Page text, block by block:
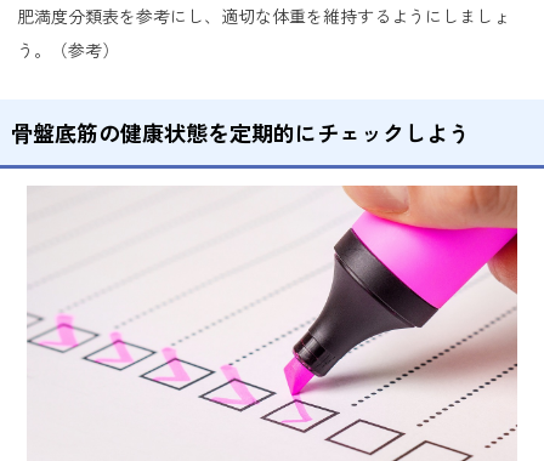
肥満度分類表を参考にし、適切な体重を維持するようにしましょ
う。（参考）
骨盤底筋の健康状態を定期的にチェックしよう